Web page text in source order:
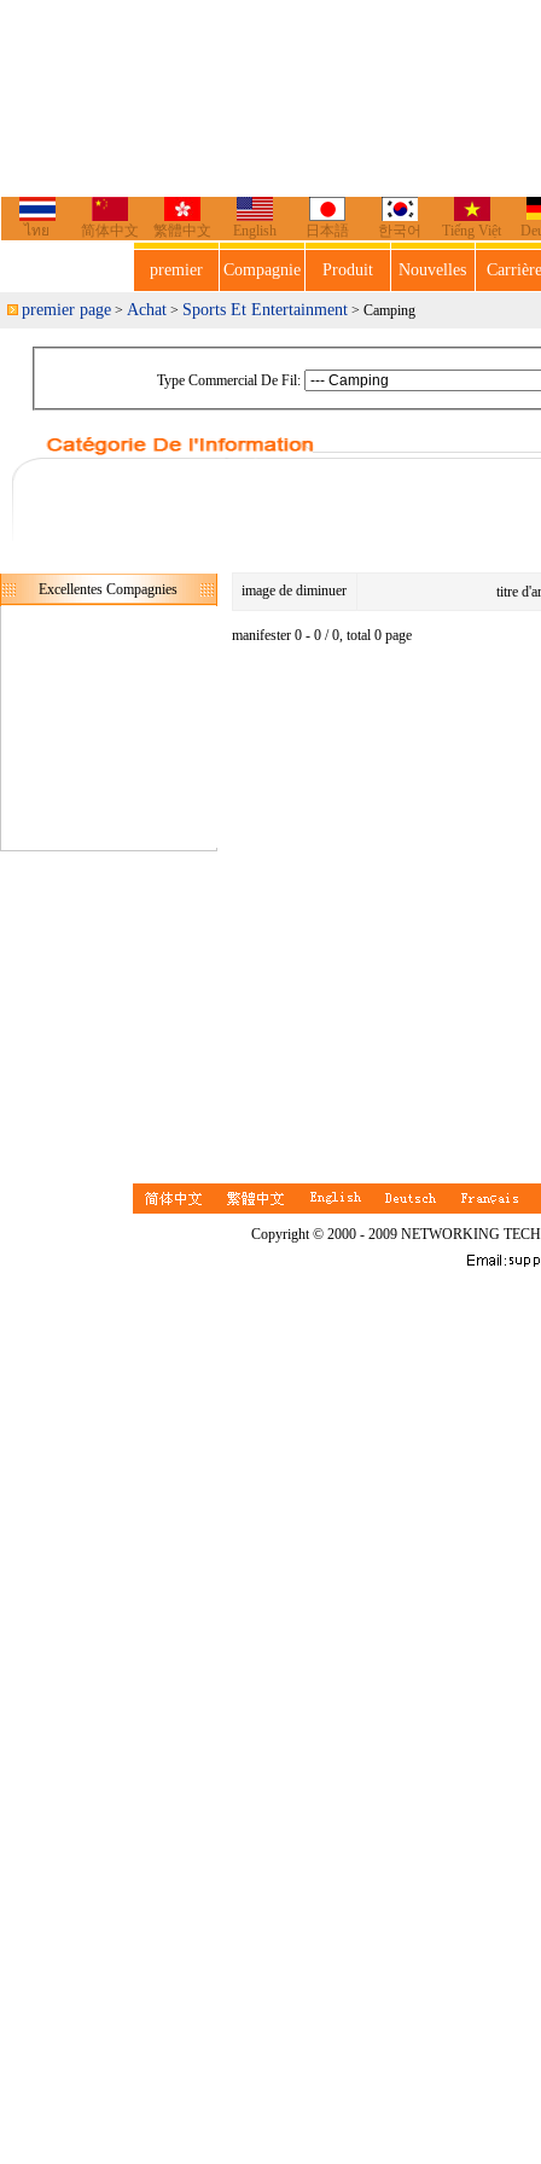
ไทย 简体中文 繁體中文 English 日本語 한국어 Tiếng Việt
premier Compagnie Produit Nouvelles
premier page > Achat > Sports Et Entertainment > Camping
Type Commercial De Fil:
Excellentes Compagnies image de diminuer titre
manifester 0 - 0 / 0, total 0 page
Copyright © 2000 - 2009 NETWORKING